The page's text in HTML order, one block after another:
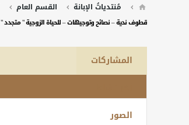
مُنتدياتُ الإبانة القسم العام
قطوف ندية – نصائح وتوجيهات – للحياة الزوجية " متجدد "
المشاركات
الصور